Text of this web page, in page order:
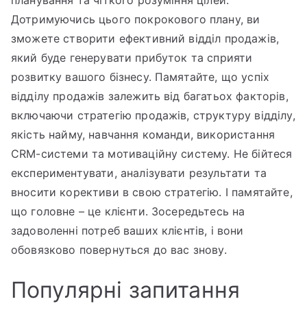
Дотримуючись цього покрокового плану, ви
зможете створити ефективний відділ продажів,
який буде генерувати прибуток та сприяти
розвитку вашого бізнесу. Памятайте, що успіх
відділу продажів залежить від багатьох факторів,
включаючи стратегію продажів, структуру відділу,
якість найму, навчання команди, використання
CRM-системи та мотиваційну систему. Не бійтеся
експериментувати, аналізувати результати та
вносити корективи в свою стратегію. І памятайте,
що головне – це клієнти. Зосередьтесь на
задоволенні потреб ваших клієнтів, і вони
обовязково повернуться до вас знову.
Популярні запитання